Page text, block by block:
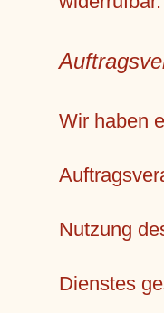
Wir haben
Nutzung
Dienstes